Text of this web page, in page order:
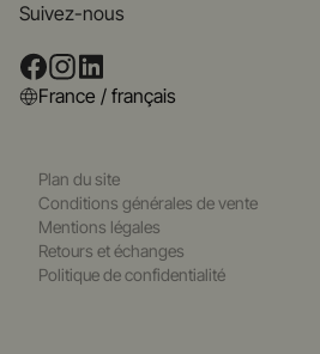
Suivez-nous
France / français
Plan du site
Conditions générales de vente
Mentions légales
Retours et échanges
Politique de confidentialité